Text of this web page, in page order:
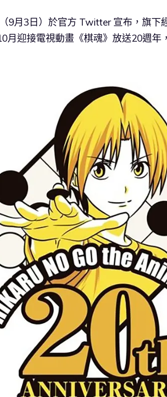
9月3日）於官方 Twitter 宣布，旗下
月迎接電視動畫《棋魂》放送20週年